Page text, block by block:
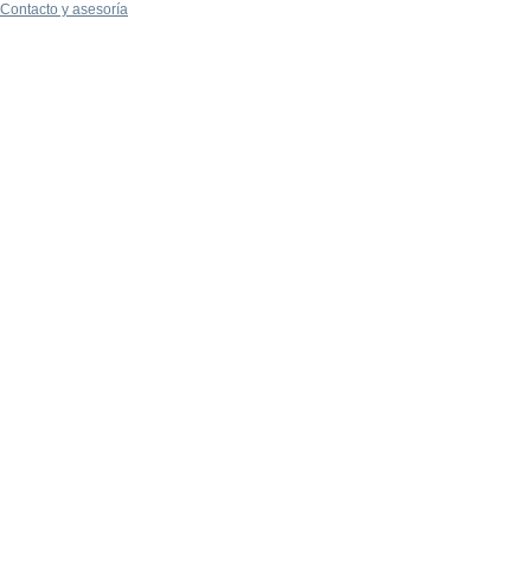
Contacto y asesoría